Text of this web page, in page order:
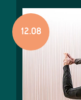
12.08